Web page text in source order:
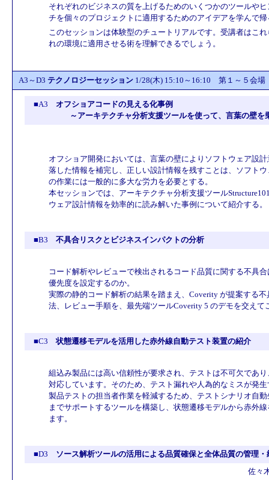
それぞれのビジネスの質を上げるためのいくつかのツールや
チを個々のプロジェクトに適用するためのアイデアを学んで
このセッションは体験型のチュートリアルです。受講者はこ
れの環境に適用させる術を理解できるでしょう。
A3～D3 テクノロジーセッション 1/28(木) 15:10～16:10 第１～５会場
■A3
オフショアコードの見える化事例
～アーキテクチャ分析支援ツールを使って、言葉の壁を
オフショア開発においては、言葉の壁によりソフトウェア設
落した情報を補完し、正しい設計情報を残すことは、ソフト
の作業には一般的に多大な労力を必要とする。
本セッションでは、アーキテクチャ分析支援ツール
ウェア設計情報を効率的に読み解いた事例について紹介する。
■B3 不具合リスクとビジネスインパクトの分析
コード解析やレビューで検出されるコード品質に関する不具
優先度を設定するのか。
実際の静的コード解析の結果を踏まえ、Coverity が提案する
法、レビュー手順を、最先端ツールCoverity 5 のデモを交えて
■C3 状態遷移モデルを活用した赤外線自動テスト装置の紹介
組込み製品には高い信頼性が要求され、テストは不可欠であ
対応しています。そのため、テスト漏れや人為的なミスが発
製品テストの担当者作業を軽減するため、テストシナリオ自
までサポートするツールを構築し、状態遷移モデルから赤外
ます。
■D3 ソース解析ツールの活用による品質確保と全体品質の管理・
佐々